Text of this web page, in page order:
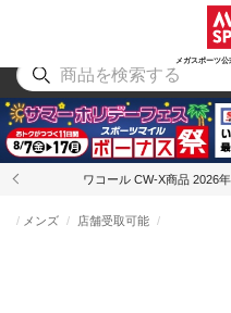
メガスポーツ
アウトドア
ワコール CW-X商品 2026
メンズ 店舗受取可能